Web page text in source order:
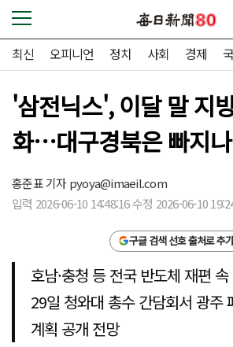
최신 오피니언 정치 사회 경제
'삼전닉스', 이달 말 지
화…대구경북은 빠지나
홍준표 기자pyoya@imaeil.com
입력 2026-06-10 14:48:16 수정 2026-06-10
구글 검색 선호 출처로 추가
호남·충청 등 전국 반도체 재편
29일 청와대 총수 간담회서 광주
계획 공개 전망